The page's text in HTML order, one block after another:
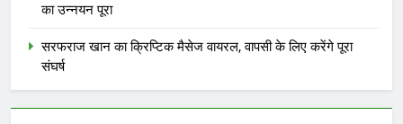
का उन्नयन पूरा
सरफराज खान का क्रिप्टिक मैसेज वायरल, वापसी के लिए करेंगे पूरा
संघर्ष